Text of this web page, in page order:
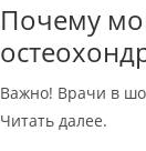
Почему
Важно! Врачи в
Читать далее.